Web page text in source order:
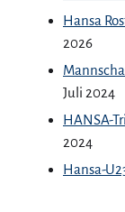
Hansa
2026
Juli 2024
HANSA-
2024
Hansa-